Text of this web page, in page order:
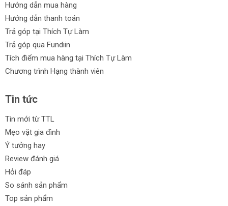
Hướng dẫn mua hàng
Hướng dẫn thanh toán
Trả góp tại Thích Tự Làm
Trả góp qua Fundiin
Tích điểm mua hàng tại Thích Tự Làm
Chương trình Hạng thành viên
Tin tức
Tin mới từ TTL
Mẹo vặt gia đình
Ý tưởng hay
Review đánh giá
Hỏi đáp
So sánh sản phẩm
Top sản phẩm